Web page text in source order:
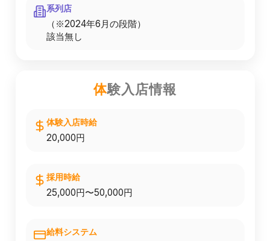
系列店
（※2024年6月の段階）
該当無し
体験入店情報
体験入店時給
20,000円
採用時給
25,000円〜50,000円
給料システム